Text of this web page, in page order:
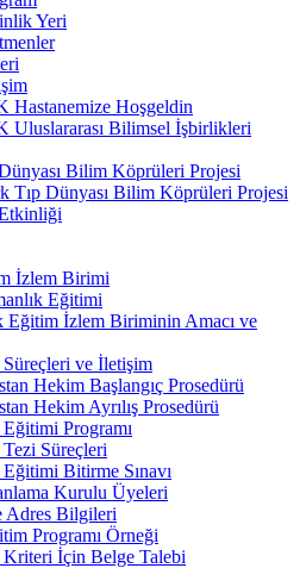
Yeri
Hoşgeldin
Uluslararası Bilimsel İşbirlikleri
Bilim Köprüleri Projesi
Tıp Dünyası Bilim Köprüleri Projesi
İzlem Birimi
Eğitimi
Eğitim İzlem Biriminin Amacı ve
Süreçleri ve İletişim
Hekim Başlangıç Prosedürü
Hekim Ayrılış Prosedürü
Programı
Süreçleri
Bitirme Sınavı
Kurulu Üyeleri
Adres Bilgileri
Programı Örneği
İçin Belge Talebi